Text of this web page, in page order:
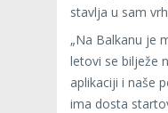
stavlja u sam
„Na Balkanu je
letovi se bilježe
aplikaciji i naše
ima dosta